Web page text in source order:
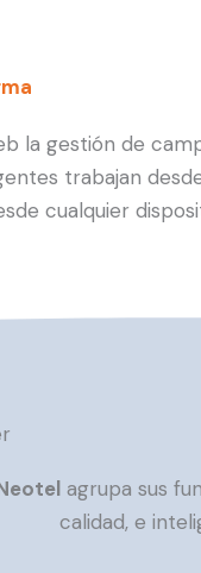
la gestión de
trabajan
cualquier
agrupa sus
calidad, e